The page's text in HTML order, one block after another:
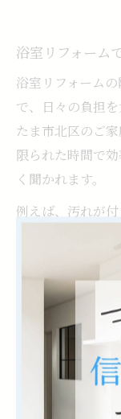
浴室リフォーム
浴室リフォーム
で、日々の負担
たま市北区のご
限られた時間で
く聞かれます。
例えば、汚れが
少ないパネル仕
えられます。ユ
が少なく掃除し
また、浴室ドア
トです。下枠が
ターは、隅々ま
方にもおすすめ
「掃除の手間が